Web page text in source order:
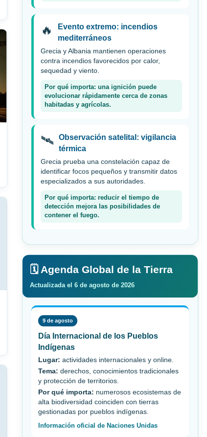
🔥
Evento extremo: incendios
mediterráneos
Grecia y Albania mantienen operaciones
contra incendios favorecidos por calor,
sequedad y viento.
Por qué importa: una ignición puede
evolucionar rápidamente cerca de zonas
habitadas y agrícolas.
🛰️
Observación satelital: vigilancia
térmica
Grecia prueba una constelación capaz de
identificar focos pequeños y transmitir datos
especializados a sus autoridades.
Por qué importa: reducir el tiempo de
detección mejora las posibilidades de
contener el fuego.
🗓️ Agenda Global de la Tierra
Actualizada el 6 de agosto de 2026
9 de agosto
Día Internacional de los Pueblos
Indígenas
Lugar: actividades internacionales y online.
Tema: derechos, conocimientos tradicionales
y protección de territorios.
Por qué importa: numerosos ecosistemas de
alta biodiversidad coinciden con tierras
gestionadas por pueblos indígenas.
Información oficial de Naciones Unidas